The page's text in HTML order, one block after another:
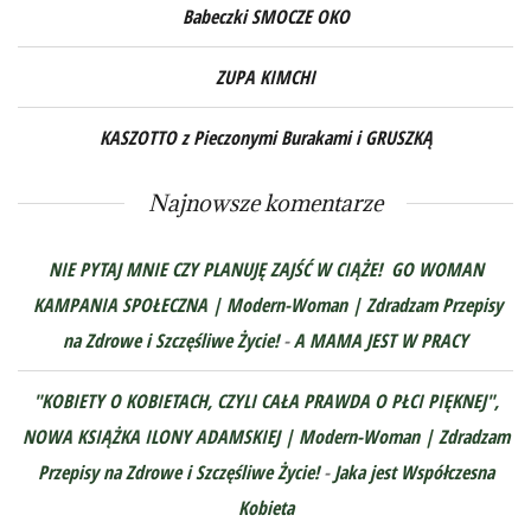
Babeczki SMOCZE OKO
ZUPA KIMCHI
KASZOTTO z Pieczonymi Burakami i GRUSZKĄ
Najnowsze komentarze
NIE PYTAJ MNIE CZY PLANUJĘ ZAJŚĆ W CIĄŻE! GO WOMAN
KAMPANIA SPOŁECZNA | Modern-Woman | Zdradzam Przepisy
na Zdrowe i Szczęśliwe Życie!-A MAMA JEST W PRACY
"KOBIETY O KOBIETACH, CZYLI CAŁA PRAWDA O PŁCI PIĘKNEJ",
NOWA KSIĄŻKA ILONY ADAMSKIEJ | Modern-Woman | Zdradzam
Przepisy na Zdrowe i Szczęśliwe Życie!-Jaka jest Współczesna
Kobieta